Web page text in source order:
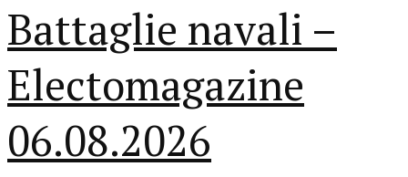
Battaglie navali –
Electomagazine
06.08.2026